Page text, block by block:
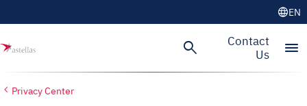
languageEN
search
Contact
Us
menu
Privacy Center